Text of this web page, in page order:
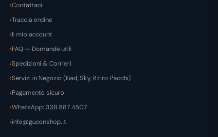
Contattaci
Traccia ordine
Il mio account
FAQ — Domande utili
Spedizioni & Corrieri
Servizi in Negozio (Iliad, Sky, Ritiro Pacchi)
Pagamento sicuro
WhatsApp: 338 887 4507
info@guconshop.it